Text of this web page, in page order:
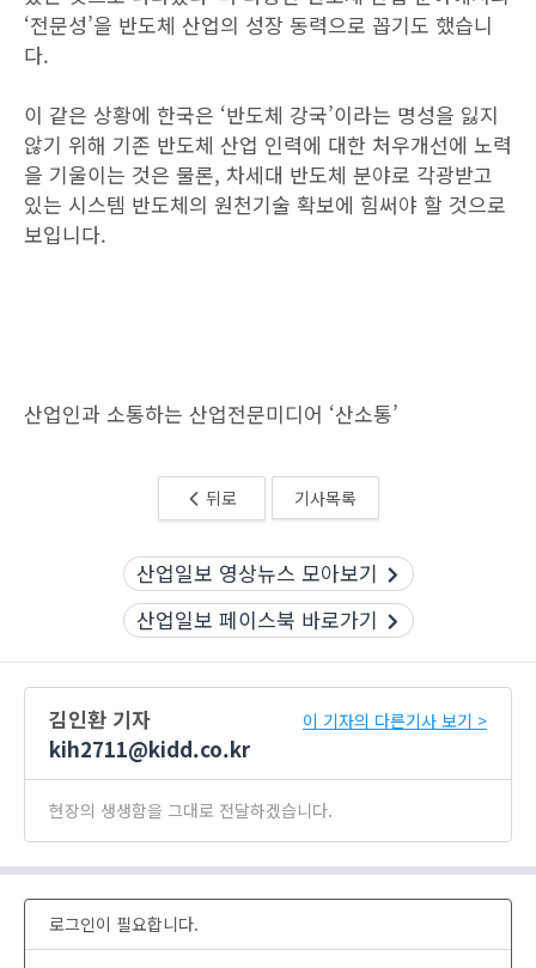
‘전문성’을 반도체 산업의 성장 동력으로 꼽기도 했습니
다.
이 같은 상황에 한국은 ‘반도체 강국’이라는 명성을 잃지
않기 위해 기존 반도체 산업 인력에 대한 처우개선에 노력
을 기울이는 것은 물론, 차세대 반도체 분야로 각광받고
있는 시스템 반도체의 원천기술 확보에 힘써야 할 것으로
보입니다.
산업인과 소통하는 산업전문미디어 ‘산소통’
뒤로 기사목록
산업일보 영상뉴스 모아보기
산업일보 페이스북 바로가기
김인환 기자
kih2711@kidd.co.kr
이 기자의 다른기사 보기 >
현장의 생생함을 그대로 전달하겠습니다.
로그인이 필요합니다.